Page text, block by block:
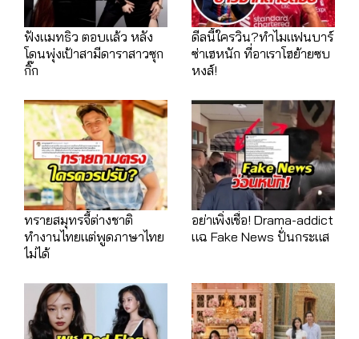
ฟังแมทธิว ตอบแล้ว หลัง
โดนพุ่งเป้าสามีดาราสาวซุก
กิ๊ก
ดีลนี้ใครวิน?ทำไมแฟนบาร์
ซ่าเฮหนัก ที่อาเราโฮย้ายซบ
หงส์!
ทรายสมุทรจี้ต่างชาติ
ทำงานไทยแต่พูดภาษาไทย
ไม่ได้
อย่าเพิ่งเชื่อ! Drama-addict
แฉ Fake News ปั่นกระแส